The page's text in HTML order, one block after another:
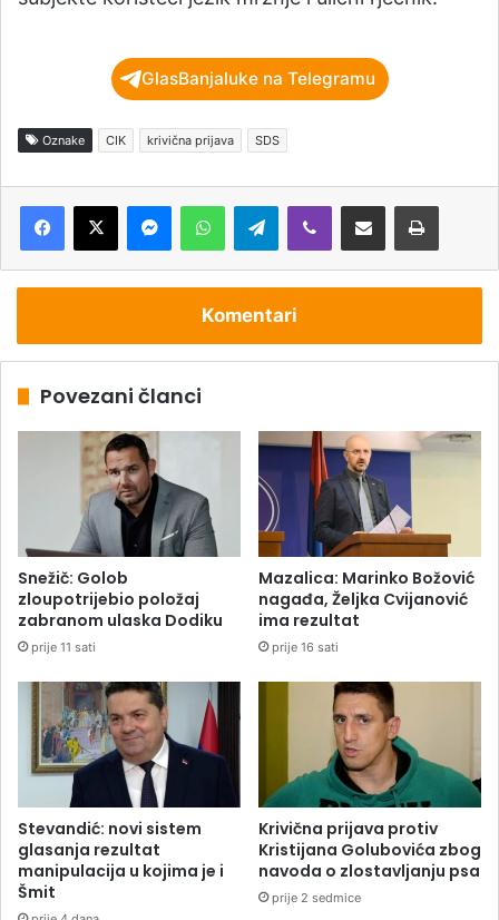
GlasBanjaluke na Telegramu
Oznake CIK krivična prijava SDS
Telegram
Komentari
Povezani članci
Snežič: Golob
zloupotrijebio položaj
zabranom ulaska Dodiku
prije 11 sati
Mazalica: Marinko Božović
nagađa, Željka Cvijanović
ima rezultat
prije 16 sati
Stevandić: novi sistem
glasanja rezultat
manipulacija u kojima je i
Šmit
Krivična prijava protiv
Kristijana Golubovića zbog
navoda o zlostavljanju psa
prije 2 sedmice